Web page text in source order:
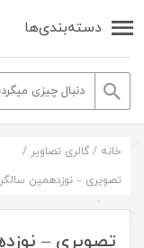
دسته‌بندی‌ها
خانه / گالری تصاویر /
تصویری – نوزدهمین
تصویری –